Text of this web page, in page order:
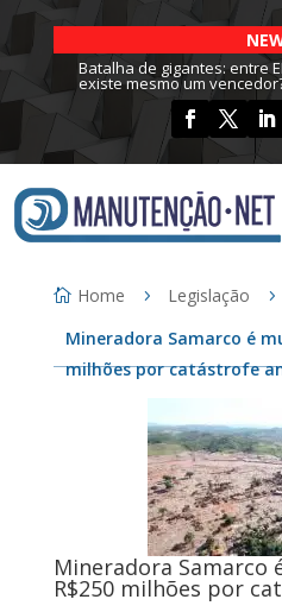
Batalha de gigantes: entre
existe mesmo um
Home
Legislação
Mineradora Samarco é
milhões por catástrofe
Mineradora Samarco
R$250 milhões por